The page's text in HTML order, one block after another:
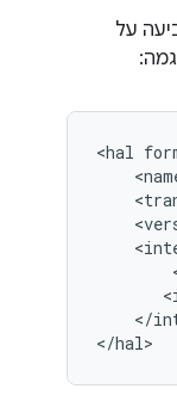
על
<hal
</
</hal>